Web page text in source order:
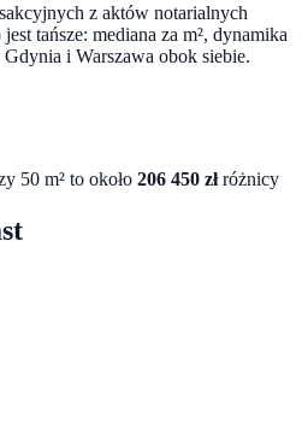
z aktów notarialnych
tańsze: mediana za m², dynamika
Gdynia i Warszawa obok siebie.
50 m² to około 206 450 złróżnicy